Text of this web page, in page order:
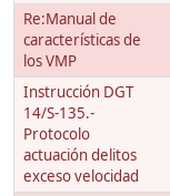
Re:Manual de
características de
los VMP
Instrucción DGT
14/S-135.-
Protocolo
actuación delitos
exceso velocidad